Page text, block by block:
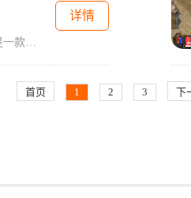
80星王合击网站是一款全球著名的传奇角色扮演游戏，属于2D游戏类型。它是一款老牌的游戏，有着丰富多样的玩法和令人惊叹的游戏体验。无论是新手玩家还是老手玩家，都能在这个万
详情
首页 1 2 3 下